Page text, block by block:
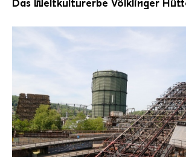
Das Weltkulturerbe Völklinger